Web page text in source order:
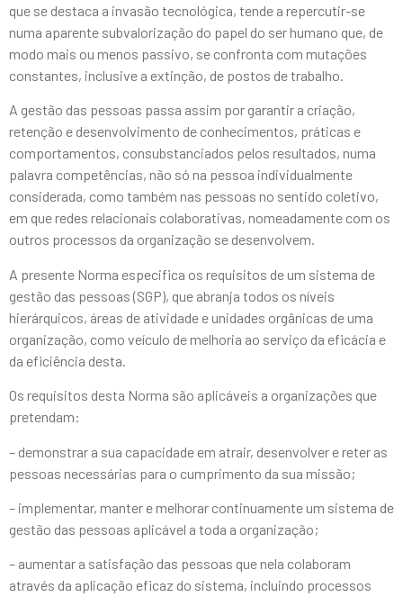
que se destaca a invasão tecnológica, tende a repercutir-se
numa aparente subvalorização do papel do ser humano que, de
modo mais ou menos passivo, se confronta com mutações
constantes, inclusive a extinção, de postos de trabalho.
A gestão das pessoas passa assim por garantir a criação,
retenção e desenvolvimento de conhecimentos, práticas e
comportamentos, consubstanciados pelos resultados, numa
palavra competências, não só na pessoa individualmente
considerada, como também nas pessoas no sentido coletivo,
em que redes relacionais colaborativas, nomeadamente com os
outros processos da organização se desenvolvem.
A presente Norma especifica os requisitos de um sistema de
gestão das pessoas (SGP), que abranja todos os níveis
hierárquicos, áreas de atividade e unidades orgânicas de uma
organização, como veículo de melhoria ao serviço da eficácia e
da eficiência desta.
Os requisitos desta Norma são aplicáveis a organizações que
pretendam:
– demonstrar a sua capacidade em atrair, desenvolver e reter as
pessoas necessárias para o cumprimento da sua missão;
– implementar, manter e melhorar continuamente um sistema de
gestão das pessoas aplicável a toda a organização;
– aumentar a satisfação das pessoas que nela colaboram
através da aplicação eficaz do sistema, incluindo processos